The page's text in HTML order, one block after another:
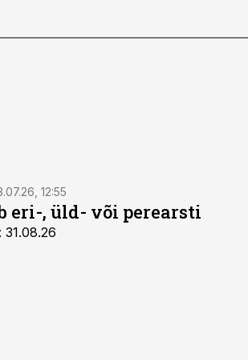
12:55
eri-, üld- või perearsti
31.08.26